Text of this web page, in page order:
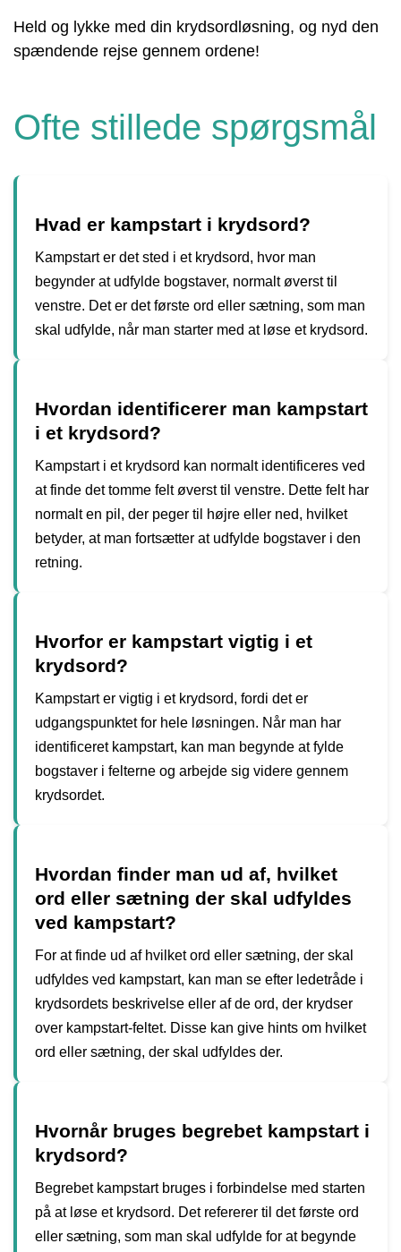
Held og lykke med din krydsordløsning, og nyd den
spændende rejse gennem ordene!
Ofte stillede spørgsmål
Hvad er kampstart i krydsord?
Kampstart er det sted i et krydsord, hvor man
begynder at udfylde bogstaver, normalt øverst til
venstre. Det er det første ord eller sætning, som man
skal udfylde, når man starter med at løse et krydsord.
Hvordan identificerer man kampstart
i et krydsord?
Kampstart i et krydsord kan normalt identificeres ved
at finde det tomme felt øverst til venstre. Dette felt har
normalt en pil, der peger til højre eller ned, hvilket
betyder, at man fortsætter at udfylde bogstaver i den
retning.
Hvorfor er kampstart vigtig i et
krydsord?
Kampstart er vigtig i et krydsord, fordi det er
udgangspunktet for hele løsningen. Når man har
identificeret kampstart, kan man begynde at fylde
bogstaver i felterne og arbejde sig videre gennem
krydsordet.
Hvordan finder man ud af, hvilket
ord eller sætning der skal udfyldes
ved kampstart?
For at finde ud af hvilket ord eller sætning, der skal
udfyldes ved kampstart, kan man se efter ledetråde i
krydsordets beskrivelse eller af de ord, der krydser
over kampstart-feltet. Disse kan give hints om hvilket
ord eller sætning, der skal udfyldes der.
Hvornår bruges begrebet kampstart i
krydsord?
Begrebet kampstart bruges i forbindelse med starten
på at løse et krydsord. Det refererer til det første ord
eller sætning, som man skal udfylde for at begynde